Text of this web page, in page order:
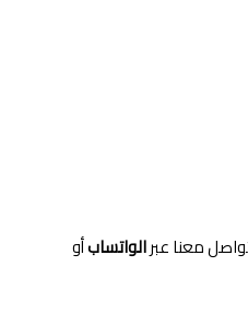
معنا عبرالواتسابأو